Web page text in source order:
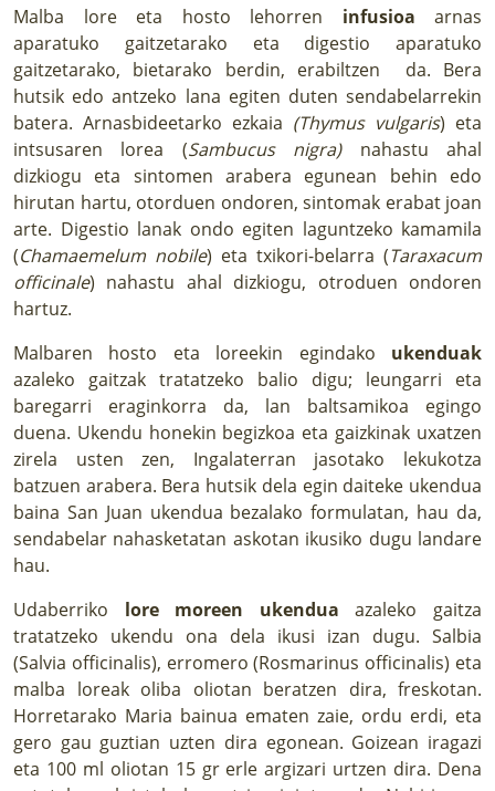
Malba lore eta hosto lehorren infusioa arnas
aparatuko gaitzetarako eta digestio aparatuko
gaitzetarako, bietarako berdin, erabiltzen da. Bera
hutsik edo antzeko lana egiten duten sendabelarrekin
batera. Arnasbideetarko ezkaia (Thymus vulgaris) eta
intsusaren lorea (Sambucus nigra)nahastu ahal
dizkiogu eta sintomen arabera egunean behin edo
hirutan hartu, otorduen ondoren, sintomak erabat joan
arte. Digestio lanak ondo egiten laguntzeko kamamila
(Chamaemelum nobile) eta txikori-belarra (Taraxacum
officinale) nahastu ahal dizkiogu, otroduen ondoren
hartuz.
Malbaren hosto eta loreekin egindako ukenduak
azaleko gaitzak tratatzeko balio digu; leungarri eta
baregarri eraginkorra da, lan baltsamikoa egingo
duena. Ukendu honekin begizkoa eta gaizkinak uxatzen
zirela usten zen, Ingalaterran jasotako lekukotza
batzuen arabera. Bera hutsik dela egin daiteke ukendua
baina San Juan ukendua bezalako formulatan, hau da,
sendabelar nahasketatan askotan ikusiko dugu landare
hau.
Udaberriko lore moreen ukendua azaleko gaitza
tratatzeko ukendu ona dela ikusi izan dugu. Salbia
(Salvia officinalis), erromero (Rosmarinus officinalis) eta
malba loreak oliba oliotan beratzen dira, freskotan.
Horretarako Maria bainua ematen zaie, ordu erdi, eta
gero gau guztian uzten dira egonean. Goizean iragazi
eta 100 ml oliotan 15 gr erle argizari urtzen dira. Dena